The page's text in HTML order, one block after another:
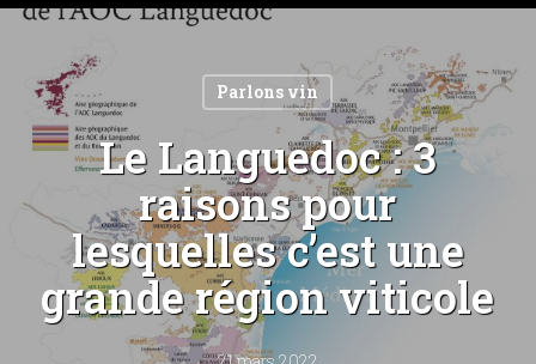
Parlons vin
Le Languedoc : 3
raisons pour
lesquelles c’est une
grande région viticole